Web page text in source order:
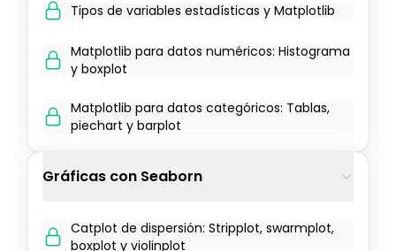
Tipos de variables estadísticas y Matplotlib
Matplotlib para datos numéricos: Histograma
y boxplot
Matplotlib para datos categóricos: Tablas,
piechart y barplot
Gráficas con Seaborn
Catplot de dispersión: Stripplot, swarmplot,
boxplot y violinplot